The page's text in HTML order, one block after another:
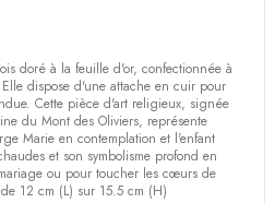
doré à la feuille d'or, confectionnée à
dispose d'une attache en cuir pour
Cette pièce d'art religieux, signée
du Mont des Oliviers, représente
Marie en contemplation et l'enfant
et son symbolisme profond en
ou pour toucher les cœurs de
12 cm (L) sur 15.5 cm (H)